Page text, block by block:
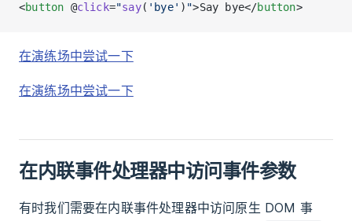
<button @click="say( 'bye' ) ">Say bye</button>
在演练场中尝试一下
在演练场中尝试一下
在内联事件处理器中访问事件参数
有时我们需要在内联事件处理器中访问原生 DOM 事